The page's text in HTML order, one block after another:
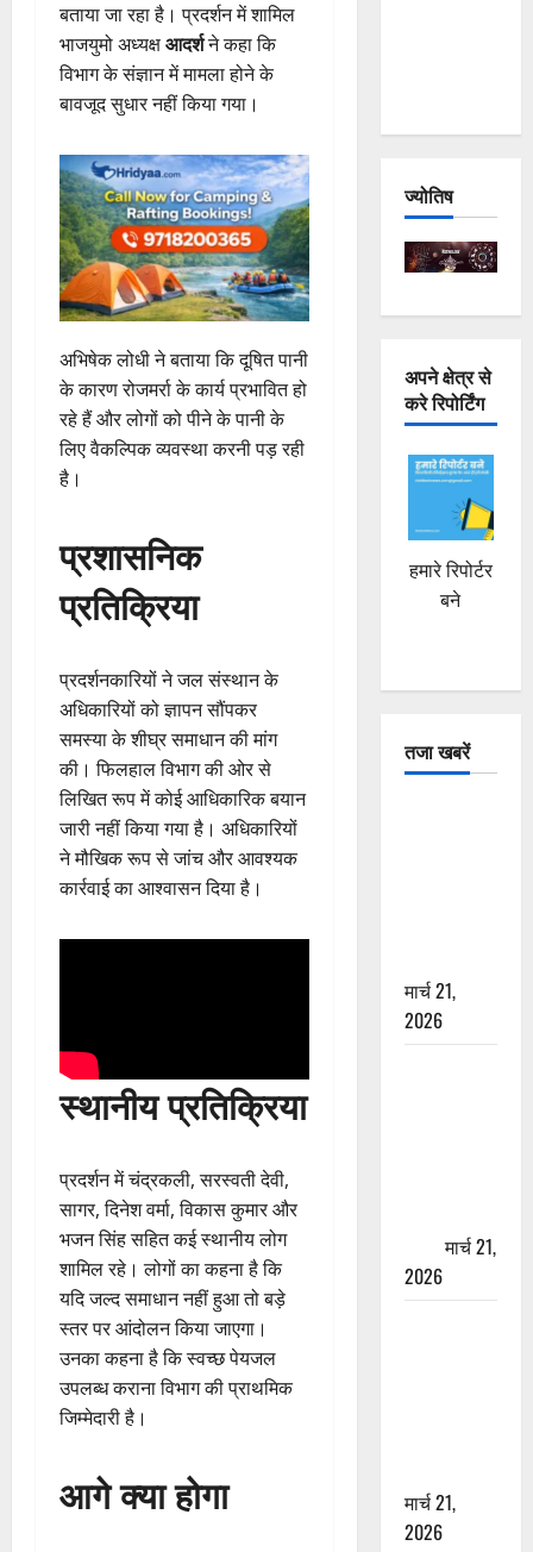
बताया जा रहा है। प्रदर्शन में शामिल
भाजयुमो अध्यक्षआदर्शने कहा कि
विभाग के संज्ञान में मामला होने के
बावजूद सुधार नहीं किया गया।
अभिषेक लोधी ने बताया कि दूषित पानी
के कारण रोजमर्रा के कार्य प्रभावित हो
रहे हैं और लोगों को पीने के पानी के
लिए वैकल्पिक व्यवस्था करनी पड़ रही
है।
प्रशासनिक
प्रतिक्रिया
प्रदर्शनकारियों ने जल संस्थान के
अधिकारियों को ज्ञापन सौंपकर
समस्या के शीघ्र समाधान की मांग
की। फिलहाल विभाग की ओर से
लिखित रूप में कोई आधिकारिक बयान
जारी नहीं किया गया है। अधिकारियों
ने मौखिक रूप से जांच और आवश्यक
कार्रवाई का आश्वासन दिया है।
स्थानीय प्रतिक्रिया
प्रदर्शन में चंद्रकली, सरस्वती देवी,
सागर, दिनेश वर्मा, विकास कुमार और
भजन सिंह सहित कई स्थानीय लोग
शामिल रहे। लोगों का कहना है कि
यदि जल्द समाधान नहीं हुआ तो बड़े
स्तर पर आंदोलन किया जाएगा।
उनका कहना है कि स्वच्छ पेयजल
उपलब्ध कराना विभाग की प्राथमिक
जिम्मेदारी है।
आगे क्या होगा
ज्योतिष
अपने क्षेत्र से
करे रिपोर्टिंग
हमारे रिपोर्टर
बने
तजा खबरें
मार्च 21,
2026
मार्च 21,
2026
मार्च 21,
2026